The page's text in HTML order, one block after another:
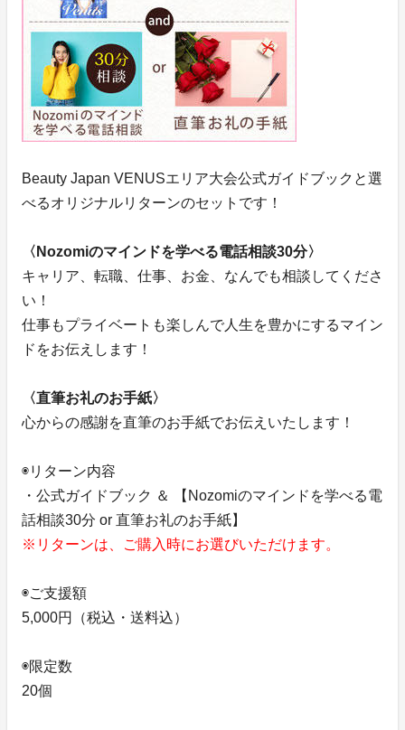
Beauty Japan VENUSエリア大会公式ガイドブックと選
べるオリジナルリターンのセットです！
〈Nozomiのマインドを学べる電話相談30分〉
キャリア、転職、仕事、お金、なんでも相談してくださ
い！
仕事もプライベートも楽しんで人生を豊かにするマイン
ドをお伝えします！
〈直筆お礼のお手紙〉
心からの感謝を直筆のお手紙でお伝えいたします！
◉リターン内容
・公式ガイドブック ＆ 【Nozomiのマインドを学べる電
話相談30分 or 直筆お礼のお手紙】
※リターンは、ご購入時にお選びいただけます。
◉ご支援額
5,000円（税込・送料込）
◉限定数
20個